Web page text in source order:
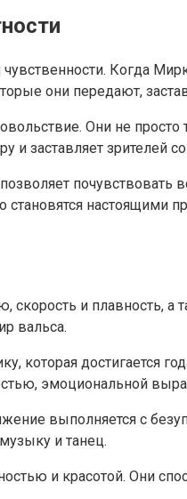
чувственности. Когда
они передают,
Они не
и заставляет зрителей
настоящими
скорость и
вальса.
которая достигается
эмоциональной
выполняется с
и танец.
и красотой. Они